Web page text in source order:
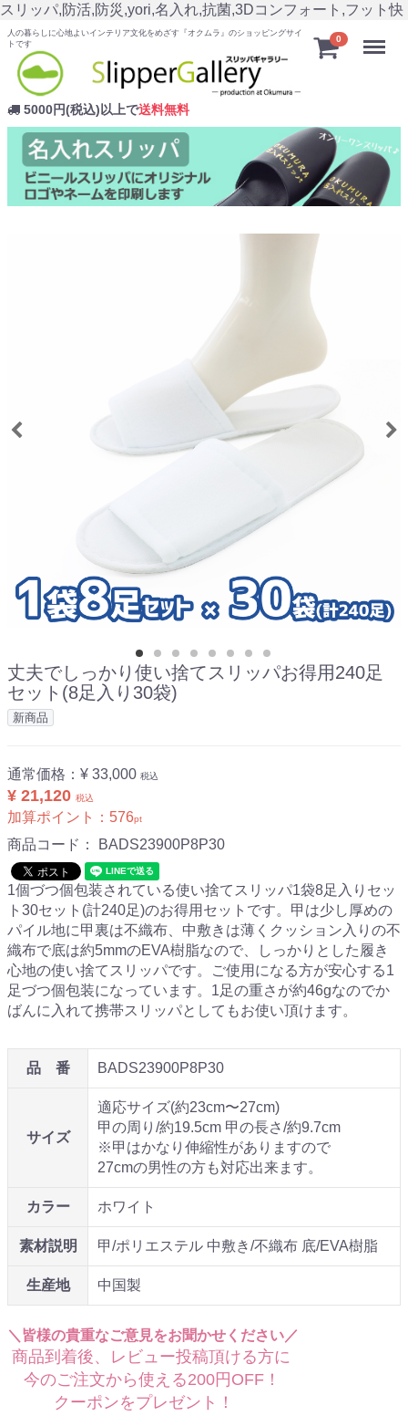
スリッパ,防活,防災,yori,名入れ,抗菌,3Dコンフォート,フット快
人の暮らしに心地よいインテリア文化をめざす『オクムラ』のショッピングサイ
トです
5000円(税込)以上で送料無料
0 Menu
丈夫でしっかり使い捨てスリッパお得用240足
セット(8足入り30袋)
新商品
通常価格： ¥ 33,000 税込
¥ 21,120 税込
加算ポイント： 576pt
商品コード： BADS23900P8P30
1個づつ個包装されている使い捨てスリッパ1袋8足入りセッ
ト30セット(計240足)のお得用セットです。甲は少し厚めの
パイル地に甲裏は不織布、中敷きは薄くクッション入りの不
織布で底は約5mmのEVA樹脂なので、しっかりとした履き
心地の使い捨てスリッパです。ご使用になる方が安心する1
足づつ個包装になっています。1足の重さが約46gなのでか
ばんに入れて携帯スリッパとしてもお使い頂けます。
品 番 BADS23900P8P30
サイズ
適応サイズ(約23cm〜27cm)
甲の周り/約19.5cm 甲の長さ/約9.7cm
※甲はかなり伸縮性がありますので
27cmの男性の方も対応出来ます。
カラー ホワイト
素材説明 甲/ポリエステル 中敷き/不織布 底/EVA樹脂
生産地 中国製
＼皆様の貴重なご意見をお聞かせください／
商品到着後、レビュー投稿頂ける方に
今のご注文から使える200円OFF！
クーポンをプレゼント！